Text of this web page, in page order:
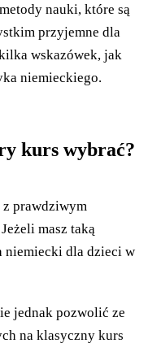
nauki, które są
przyjemne dla
wskazówek, jak
niemieckiego.
kurs wybrać?
z prawdziwym
masz taką
niemiecki dla dzieci w
jednak pozwolić ze
na klasyczny kurs